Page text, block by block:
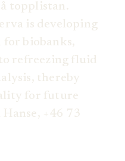
topplistan.
is developing
for biobanks,
refreezing fluid
thereby
for future
+46 73